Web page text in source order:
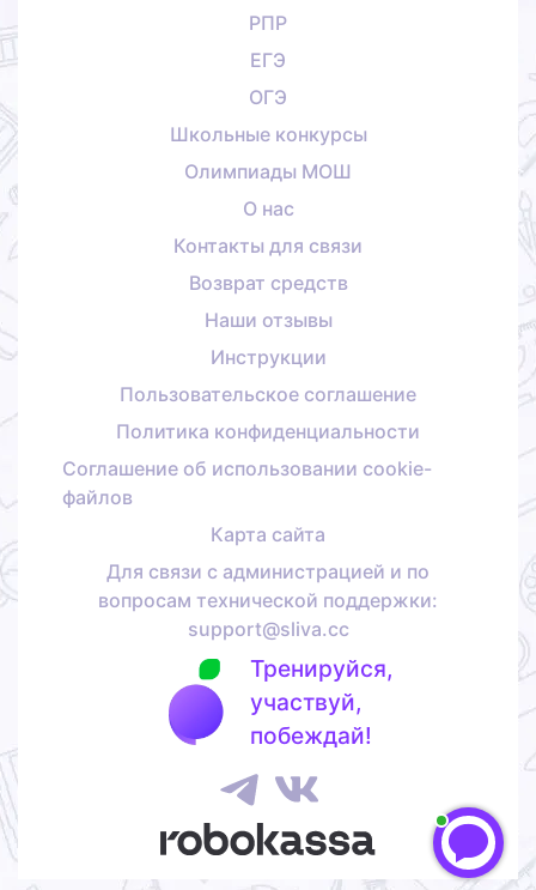
РПР
ЕГЭ
ОГЭ
Школьные конкурсы
Олимпиады МОШ
О нас
Контакты для связи
Возврат средств
Наши отзывы
Инструкции
Пользовательское соглашение
Политика конфиденциальности
Соглашение об использовании cookie-
файлов
Карта сайта
Для связи с администрацией и по
вопросам технической поддержки:
support@sliva.cc
Тренируйся,
участвуй,
побеждай!